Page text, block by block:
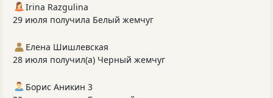
Irina Razgulina
29 июля получила Белый жемчуг
Елена Шишлевская
28 июля получил(а) Черный жемчуг
Борис Аникин 3